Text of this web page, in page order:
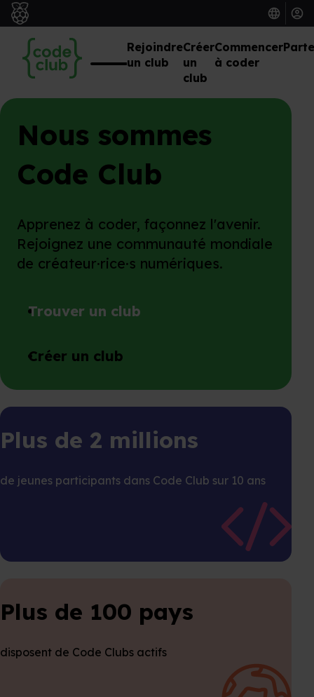
Rejoindre
un club
Créer
un
club
Commencer
à coder
Nous sommes
Code Club
Apprenez à coder, façonnez l'avenir.
Rejoignez une communauté mondiale
de créateur·rice·s numériques.
Trouver un club
Créer un club
Plus de 2 millions
de jeunes participants dans Code Club sur 10 ans
Plus de 100 pays
disposent de Code Clubs actifs